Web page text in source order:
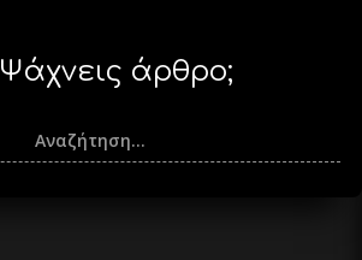
Ψάχνεις άρθρο;